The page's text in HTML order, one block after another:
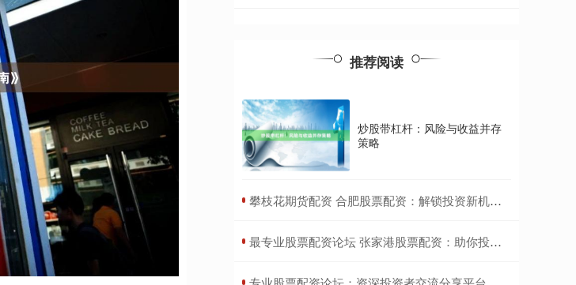
推荐阅读
炒股带杠杆：风险与收益并存
策略
​攀枝花期货配资 合肥股票配资：解锁投资新机遇，助您财富增值
​最专业股票配资论坛 张家港股票配资：助你投资腾飞，把握财富先机